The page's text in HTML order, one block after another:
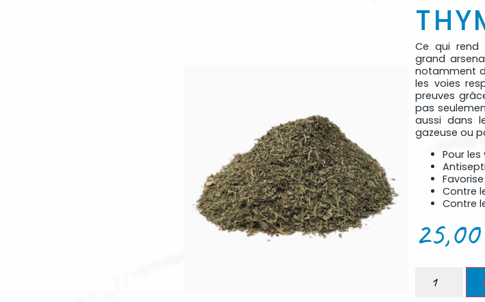
Ce qui rend
grand
notamment
les voies
preuves
pas
aussi dans
gazeuse ou
Pour
Contre
Contre
25,00